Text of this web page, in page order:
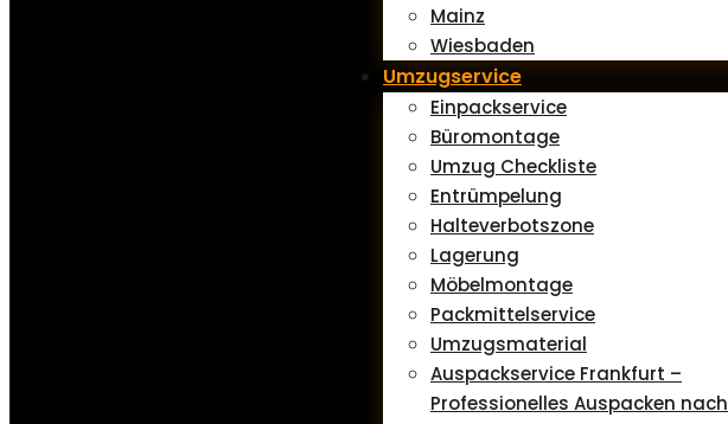
Mainz
Wiesbaden
Umzugservice
Einpackservice
Büromontage
Umzug Checkliste
Entrümpelung
Halteverbotszone
Lagerung
Möbelmontage
Packmittelservice
Umzugsmaterial
Auspackservice Frankfurt –
Professionelles Auspacken nach